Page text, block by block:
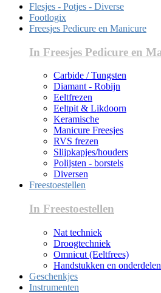
Flesjes - Potjes - Diverse
Footlogix
Freesjes Pedicure en Manicure
In Freesjes Pedicure en
Carbide / Tungsten
Diamant - Robijn
Eeltfrezen
Eeltpit & Likdoorn
Keramische
Manicure Freesjes
RVS frezen
Slijpkapjes/houders
Polijsten - borstels
Diversen
Freestoestellen
In Freestoestellen
Nat techniek
Droogtechniek
Omnicut (Eeltfrees)
Handstukken en onderdelen
Geschenkjes
Instrumenten